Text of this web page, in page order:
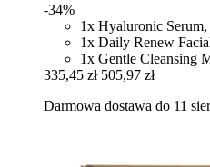
-34%
1x Hyaluronic Serum,
1x Daily Renew
1x Gentle Cleansing
335,45 zł 505,97 zł
Darmowa dostawa do 11